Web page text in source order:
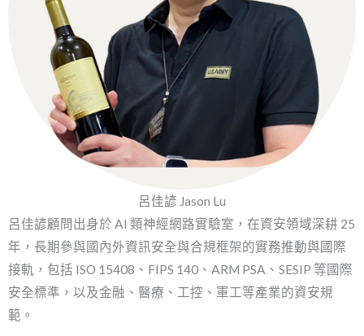
呂佳諺 Jason Lu
呂佳諺顧問出身於 AI 類神經網路實驗室，在資安領域深耕 25
年，長期參與國內外資訊安全與合規框架的實務推動與國際
接軌，包括 ISO 15408、FIPS 140、ARM PSA、SESIP 等國際
安全標準，以及金融、醫療、工控、軍工等產業的資安規
範。